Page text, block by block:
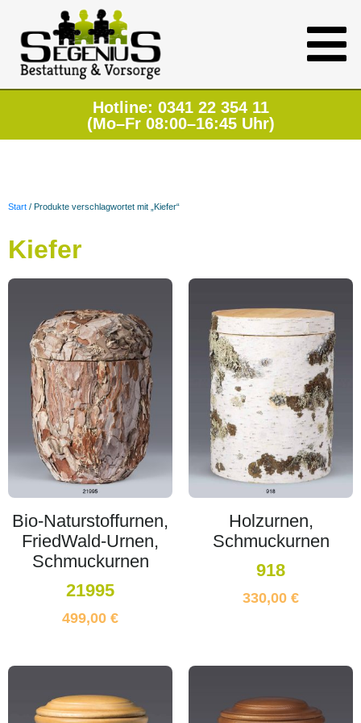
Hotline: 0341 22 354 11
(Mo–Fr 08:00–16:45 Uhr)
Start / Produkte verschlagwortet mit „Kiefer“
Kiefer
Bio-Naturstoffurnen,
FriedWald-Urnen,
Schmuckurnen
21995
499,00 €
Holzurnen,
Schmuckurnen
918
330,00 €